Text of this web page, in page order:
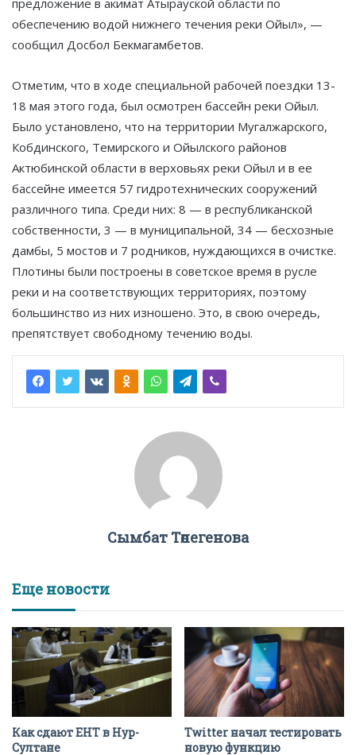
обеспечению водой нижнего течения реки Ойыл», —
сообщил Досбол Бекмагамбетов.
Отметим, что в ходе специальной рабочей поездки 13-
18 мая этого года, был осмотрен бассейн реки Ойыл.
Было установлено, что на территории Мугалжарского,
Кобдинского, Темирского и Ойылского районов
Актюбинской области в верховьях реки Ойыл и в ее
бассейне имеется 57 гидротехнических сооружений
различного типа. Среди них: 8 — в республиканской
собственности, 3 — в муниципальной, 34 — бесхозные
дамбы, 5 мостов и 7 родников, нуждающихся в очистке.
Плотины были построены в советское время в русле
реки и на соответствующих территориях, поэтому
большинство из них изношено. Это, в свою очередь,
препятствует свободному течению воды.
Сымбат Төлегенова
Еще новости
Как сдают ЕНТ в Нур-
Султане
Twitter начал тестировать
новую функцию